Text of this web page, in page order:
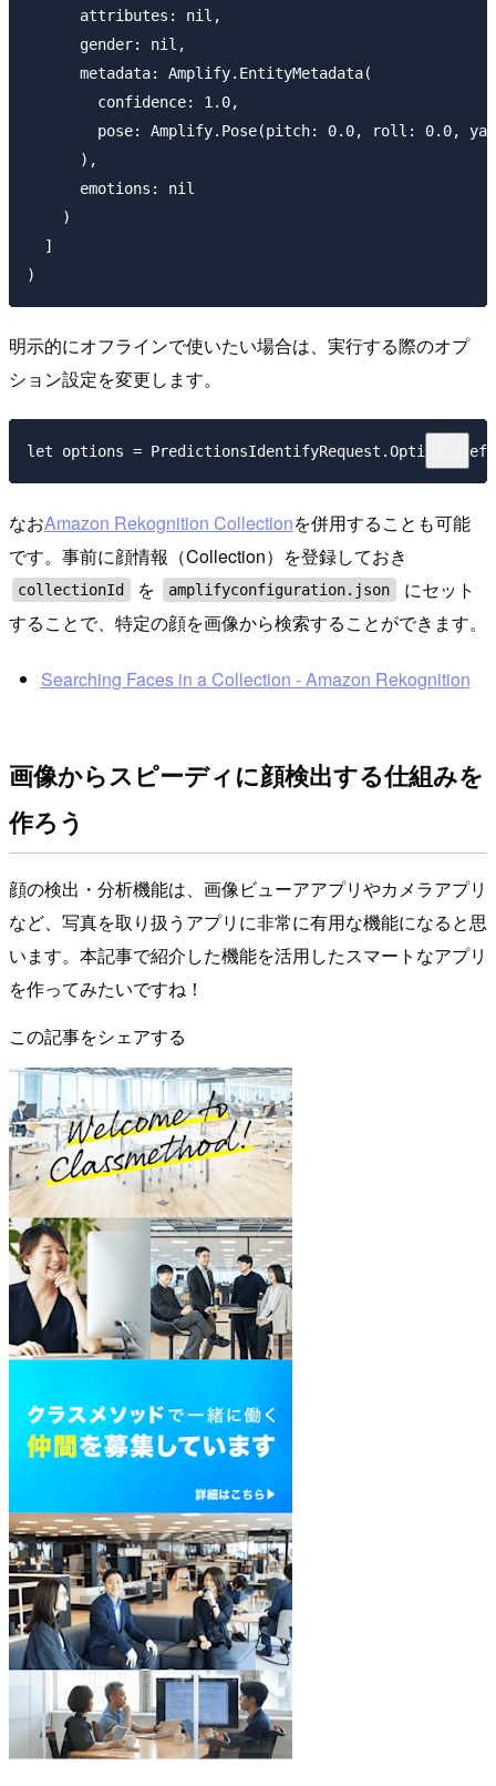
      attributes: nil,
      gender: nil,
      metadata: Amplify.EntityMetadata(
        confidence: 1.0,
pose: Amplify.Pose(pitch: 0.0, roll: 0.0,
      ),
      emotions: nil
    )
  ]
明示的にオフラインで使いたい場合は、実行する際のオプ
ション設定を変更します。
なおAmazon Rekognition Collectionを併用することも可能
です。事前に顔情報（Collection）を登録しておき
collectionId を amplifyconfiguration.json
にセット
することで、特定の顔を画像から検索することができます。
Searching Faces in a Collection - Amazon Rekognition
画像からスピーディに顔検出する仕組みを
作ろう
顔の検出・分析機能は、画像ビューアアプリやカメラアプリ
など、写真を取り扱うアプリに非常に有用な機能になると思
います。本記事で紹介した機能を活用したスマートなアプリ
を作ってみたいですね！
この記事をシェアする